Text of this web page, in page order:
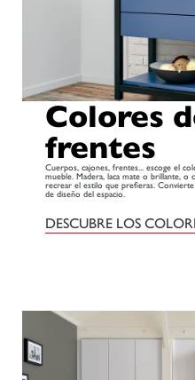
Colores
frentes
Cuerpos, cajones, frentes... escoge el
mueble. Madera, laca mate o brillante, o
recrear el estilo que prefieras.
de diseño del espacio.
DESCUBRE LOS